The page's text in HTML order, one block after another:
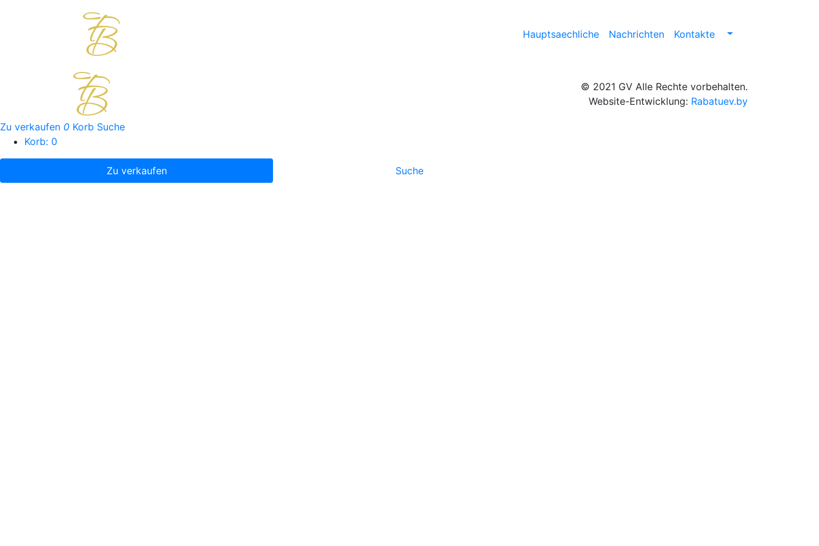
Hauptsaechliche Nachrichten Kontakte
© 2021 GV Alle Rechte vorbehalten.
Website-Entwicklung: Rabatuev.by
Zu verkaufen 0 Korb Suche
Korb: 0
Zu verkaufen Suche